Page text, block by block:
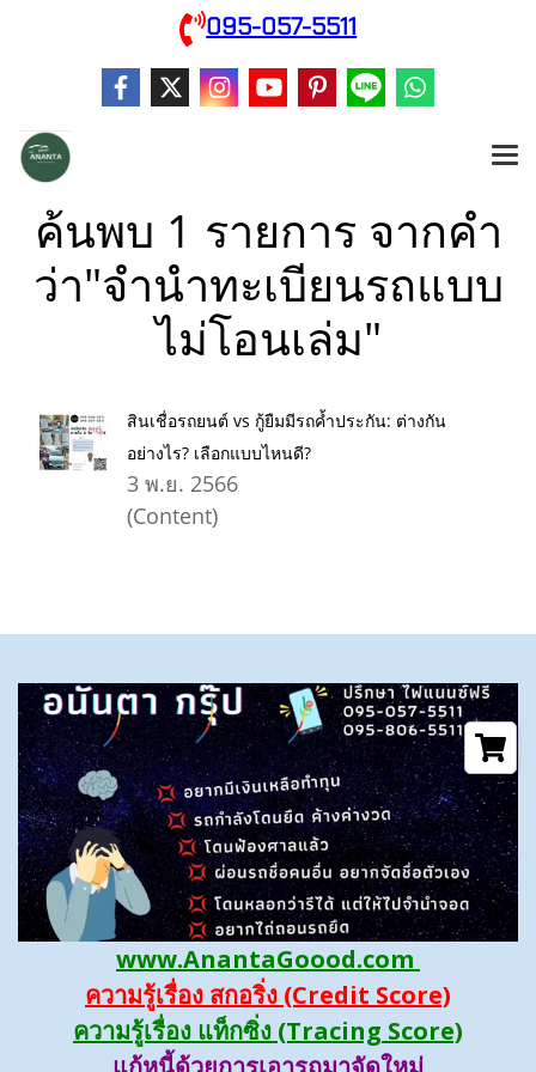
095-057-5511
ค้นพบ 1 รายการ จากคำ
ว่า"จำนำทะเบียนรถแบบ
ไม่โอนเล่ม"
สินเชื่อรถยนต์ vs กู้ยืมมีรถค้ำประกัน: ต่างกัน
อย่างไร? เลือกแบบไหนดี?
3 พ.ย. 2566
(Content)
www.AnantaGoood.com
ความรู้เรื่อง สกอริ่ง (Credit Score)
ความรู้เรื่อง แท็กซิ่ง (Tracing Score)